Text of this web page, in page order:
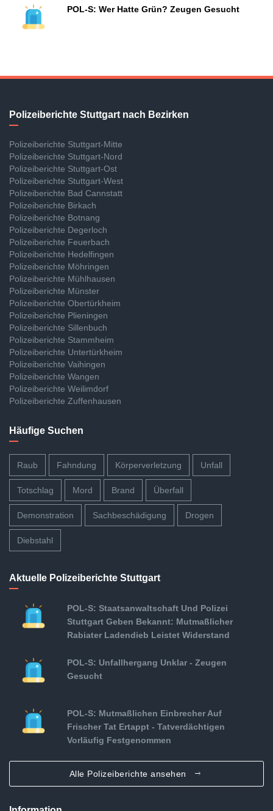
POL-S: Wer Hatte Grün? Zeugen Gesucht
Polizeiberichte Stuttgart nach Bezirken
Polizeiberichte Stuttgart-Mitte
Polizeiberichte Stuttgart-Nord
Polizeiberichte Stuttgart-Ost
Polizeiberichte Stuttgart-West
Polizeiberichte Bad Cannstatt
Polizeiberichte Birkach
Polizeiberichte Botnang
Polizeiberichte Degerloch
Polizeiberichte Feuerbach
Polizeiberichte Hedelfingen
Polizeiberichte Möhringen
Polizeiberichte Mühlhausen
Polizeiberichte Münster
Polizeiberichte Obertürkheim
Polizeiberichte Plieningen
Polizeiberichte Sillenbuch
Polizeiberichte Stammheim
Polizeiberichte Untertürkheim
Polizeiberichte Vaihingen
Polizeiberichte Wangen
Polizeiberichte Weilimdorf
Polizeiberichte Zuffenhausen
Häufige Suchen
Raub Fahndung Körperverletzung Unfall
Totschlag Mord Brand Überfall
Demonstration Sachbeschädigung Drogen
Diebstahl
Aktuelle Polizeiberichte Stuttgart
POL-S: Staatsanwaltschaft Und Polizei
Stuttgart Geben Bekannt: Mutmaßlicher
Rabiater Ladendieb Leistet Widerstand
POL-S: Unfallhergang Unklar - Zeugen
Gesucht
POL-S: Mutmaßlichen Einbrecher Auf
Frischer Tat Ertappt - Tatverdächtigen
Vorläufig Festgenommen
Alle Polizeiberichte ansehen